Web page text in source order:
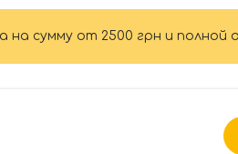
на сумму от 2500 грн и